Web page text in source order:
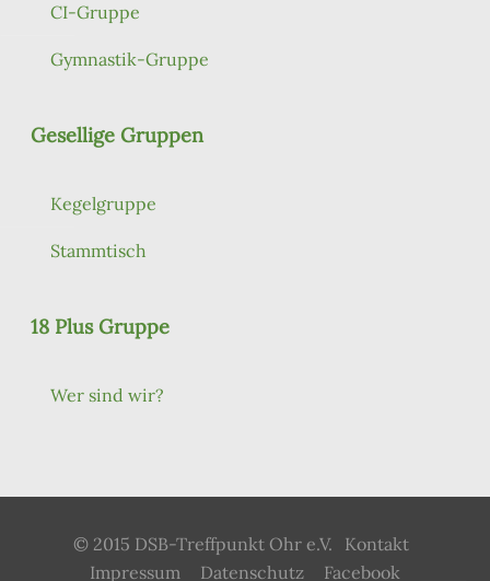
CI-Gruppe
Gymnastik-Gruppe
Gesellige Gruppen
Kegelgruppe
Stammtisch
18 Plus Gruppe
Wer sind wir?
© 2015 DSB-Treffpunkt Ohr e.V.
Kontakt
Impressum
Datenschutz Facebook